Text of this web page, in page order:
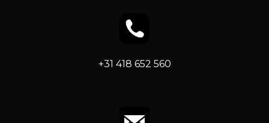
+31 418 652 560